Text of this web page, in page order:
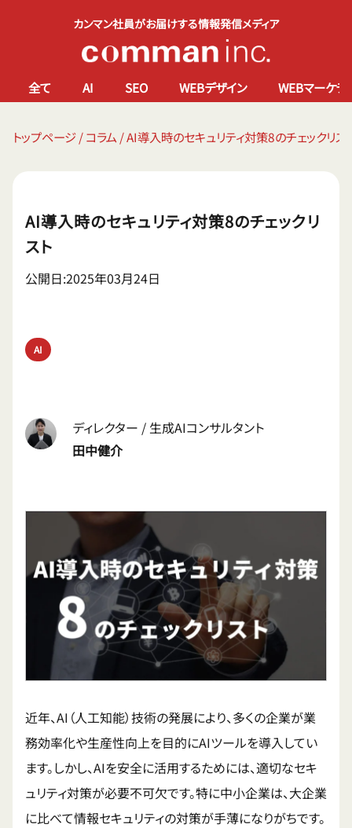
カンマン社員がお届けする情報発信メディア
全て AI SEO WEBデザイン WEBマーケテ
トップページ/コラム /AI導入時のセキュリティ対策8のチェックリス
AI導入時のセキュリティ対策8のチェックリ
スト
公開日:2025年03月24日
AI
ディレクター / 生成AIコンサルタント
田中健介
近年、AI（人工知能）技術の発展により、多くの企業が業
務効率化や生産性向上を目的にAIツールを導入してい
ます。しかし、AIを安全に活用するためには、適切なセキ
ュリティ対策が必要不可欠です。特に中小企業は、大企業
に比べて情報セキュリティの対策が手薄になりがちです。